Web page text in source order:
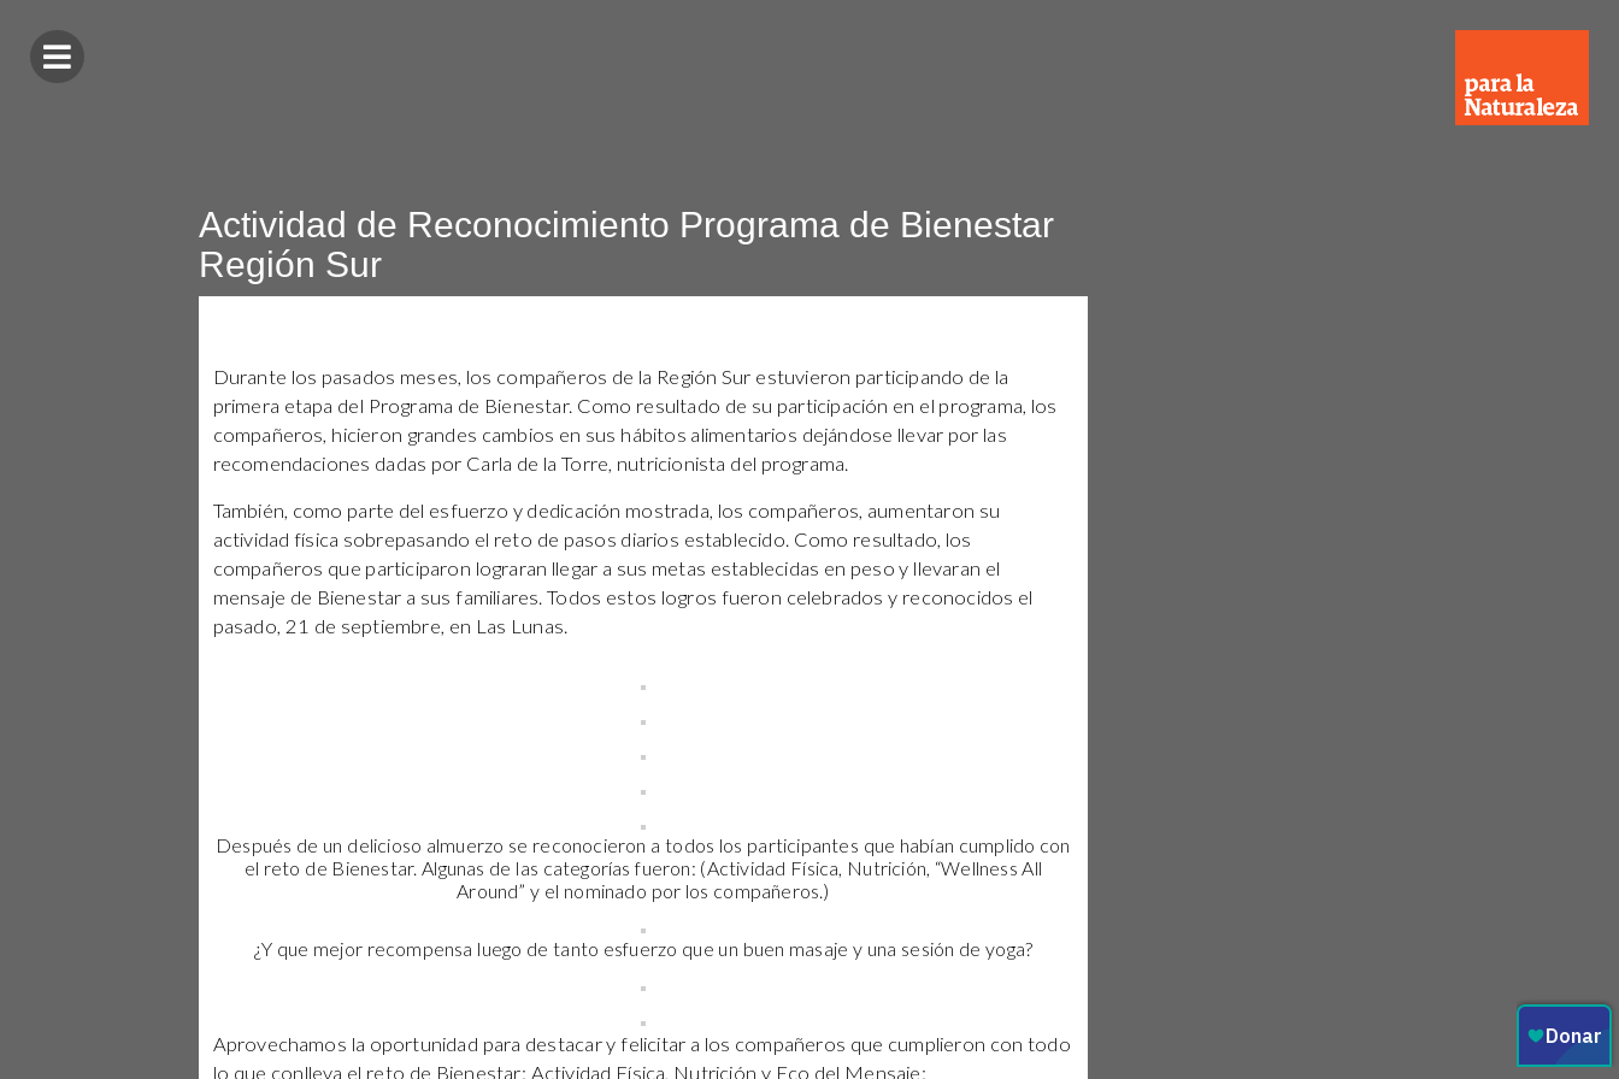
Actividad de Reconocimiento Programa de Bienestar
Región Sur
Durante los pasados meses, los compañeros de la Región Sur estuvieron participando de la
primera etapa del Programa de Bienestar. Como resultado de su participación en el programa, los
compañeros, hicieron grandes cambios en sus hábitos alimentarios dejándose llevar por las
recomendaciones dadas por Carla de la Torre, nutricionista del programa.
También, como parte del esfuerzo y dedicación mostrada, los compañeros, aumentaron su
actividad física sobrepasando el reto de pasos diarios establecido. Como resultado, los
compañeros que participaron lograran llegar a sus metas establecidas en peso y llevaran el
mensaje de Bienestar a sus familiares. Todos estos logros fueron celebrados y reconocidos el
pasado, 21 de septiembre, en Las Lunas.
Después de un delicioso almuerzo se reconocieron a todos los participantes que habían cumplido con
el reto de Bienestar. Algunas de las categorías fueron: (Actividad Física, Nutrición, “Wellness All
Around” y el nominado por los compañeros.)
¿Y que mejor recompensa luego de tanto esfuerzo que un buen masaje y una sesión de yoga?
Aprovechamos la oportunidad para destacar y felicitar a los compañeros que cumplieron con todo
lo que conlleva el reto de Bienestar: Actividad Física, Nutrición y Eco del Mensaje: